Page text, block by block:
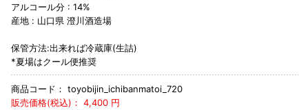
アルコール分 : 14%
産地 : 山口県 澄川酒造場
保管方法:出来れば冷蔵庫(生詰)
*夏場はクール便推奨
商品コード： toyobijin_ichibanmatoi_720
販売価格(税込)： 4,400円